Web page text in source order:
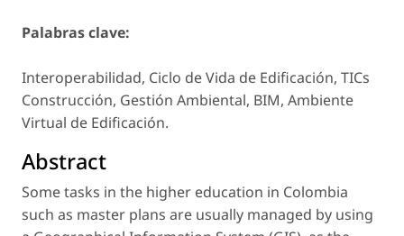
Palabras clave:
Interoperabilidad, Ciclo de Vida de Edificación, TICs
Construcción, Gestión Ambiental, BIM, Ambiente
Virtual de Edificación.
Abstract
Some tasks in the higher education in Colombia
such as master plans are usually managed by using